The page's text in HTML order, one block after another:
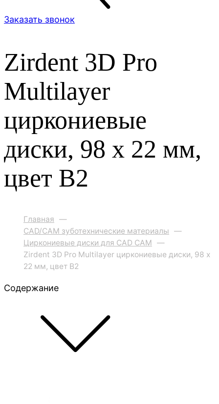
Заказать звонок
Zirdent 3D Pro
Multilayer
циркониевые
диски, 98 х 22 мм,
цвет B2
Главная —
CAD/CAM зуботехнические материалы —
Циркониевые диски для CAD CAM —
Zirdent 3D Pro Multilayer циркониевые диски, 98 х
22 мм, цвет B2
Содержание